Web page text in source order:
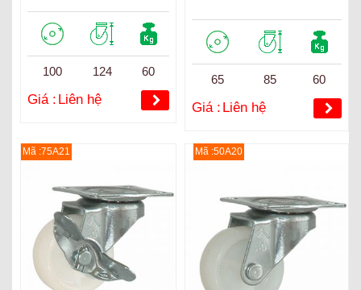
100 124 60
Giá : Liên hệ
65 85 60
Giá : Liên hệ
Mã :75A21 Mã :50A20